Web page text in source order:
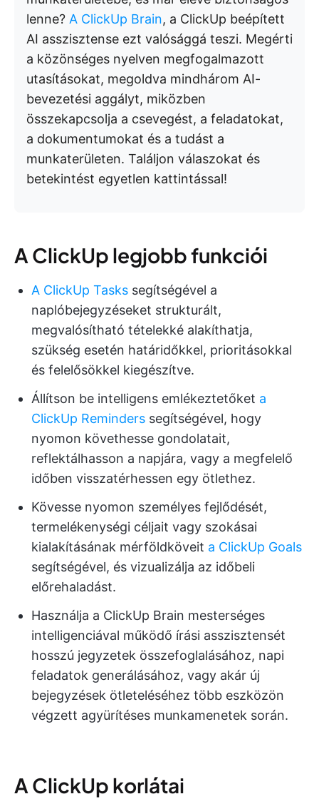
lenne? A ClickUp Brain, a ClickUp beépített
AI asszisztense ezt valósággá teszi. Megérti
a közönséges nyelven megfogalmazott
utasításokat, megoldva mindhárom AI-
bevezetési aggályt, miközben
összekapcsolja a csevegést, a feladatokat,
a dokumentumokat és a tudást a
munkaterületen. Találjon válaszokat és
betekintést egyetlen kattintással!
A ClickUp legjobb funkciói
A ClickUp Tasks segítségével a
naplóbejegyzéseket strukturált,
megvalósítható tételekké alakíthatja,
szükség esetén határidőkkel, prioritásokkal
és felelősökkel kiegészítve.
Állítson be intelligens emlékeztetőket a
ClickUp Reminders segítségével, hogy
nyomon követhesse gondolatait,
reflektálhasson a napjára, vagy a megfelelő
időben visszatérhessen egy ötlethez.
Kövesse nyomon személyes fejlődését,
termelékenységi céljait vagy szokásai
kialakításának mérföldköveit a ClickUp Goals
segítségével, és vizualizálja az időbeli
előrehaladást.
Használja a ClickUp Brain mesterséges
intelligenciával működő írási asszisztensét
hosszú jegyzetek összefoglalásához, napi
feladatok generálásához, vagy akár új
bejegyzések ötleteléséhez több eszközön
végzett agyürítéses munkamenetek során.
A ClickUp korlátai